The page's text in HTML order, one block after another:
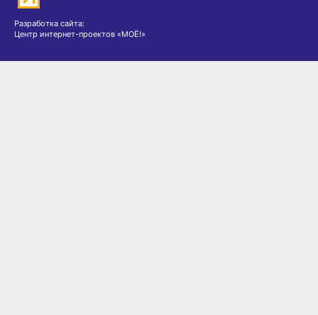
Разработка сайта:
Центр интернет-проектов «МОЁ!»